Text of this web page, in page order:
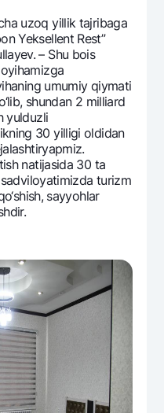
uzoq yillik tajribaga
Yeksеllеnt Rеst”
– Shu bois
umumiy qiymati
shundan 2 milliard
yulduzli
30 yilligi oldidan
natijasida 30 ta
turizm
sayyohlar